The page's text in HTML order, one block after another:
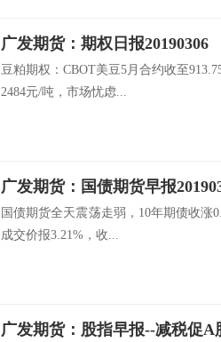
广发期货：期权日报20190306
豆粕期权：CBOT美豆5月合约收至
2484元/吨，市场忧虑...
广发期货：国债期货早报
国债期货全天震荡走弱，10年期债收涨
成交价报3.21%，收...
广发期货：股指早报--减税促A